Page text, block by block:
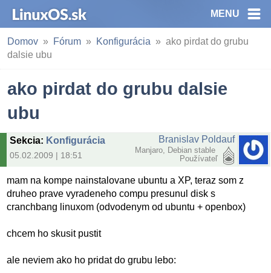
MENU
Domov Fórum Konfigurácia
ako pirdat do grubu
dalsie ubu
ako pirdat do grubu dalsie
ubu
Sekcia: Konfigurácia
05.02.2009 | 18:51
Branislav Poldauf
Manjaro, Debian stable
Používateľ
mam na kompe nainstalovane ubuntu a XP, teraz som z
druheo prave vyradeneho compu presunul disk s
cranchbang linuxom (odvodenym od ubuntu + openbox)
chcem ho skusit pustit
ale neviem ako ho pridat do grubu lebo: